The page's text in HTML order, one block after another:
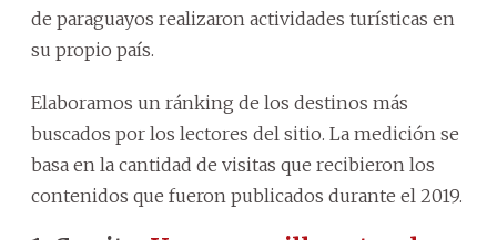
de paraguayos realizaron actividades turísticas en
su propio país.
Elaboramos un ránking de los destinos más
buscados por los lectores del sitio. La medición se
basa en la cantidad de visitas que recibieron los
contenidos que fueron publicados durante el 2019.